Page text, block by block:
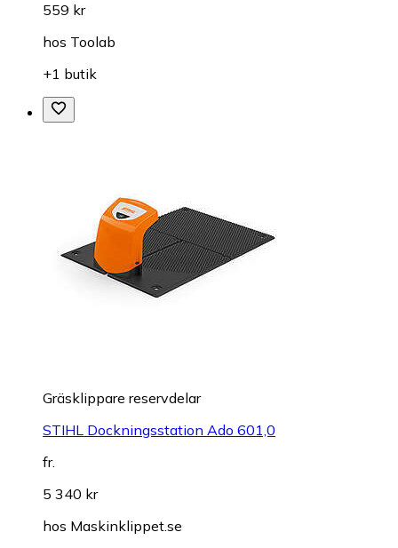
559 kr
hos Toolab
+1 butik
Gräsklippare reservdelar
STIHL Dockningsstation Ado 601,0
fr.
5 340 kr
hos Maskinklippet.se